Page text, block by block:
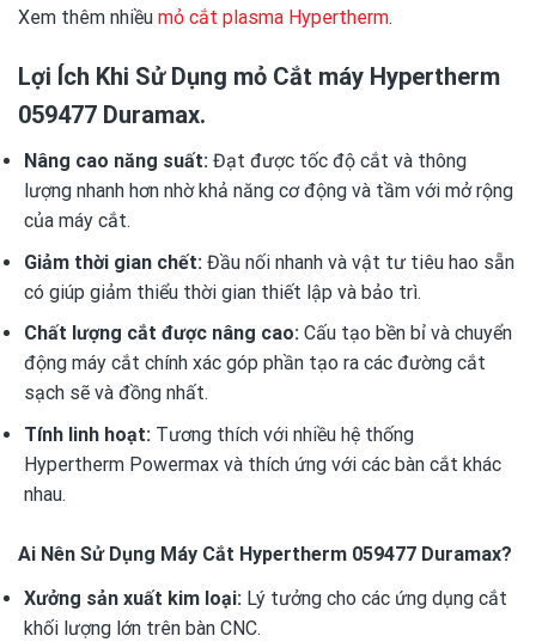
Xem thêm nhiều mỏ cắt plasma Hypertherm.
Lợi Ích Khi Sử Dụng mỏ Cắt máy Hypertherm
059477 Duramax.
Nâng cao năng suất:Đạt được tốc độ cắt và thông
lượng nhanh hơn nhờ khả năng cơ động và tầm với mở rộng
của máy cắt.
Giảm thời gian chết:Đầu nối nhanh và vật tư tiêu hao sẵn
có giúp giảm thiểu thời gian thiết lập và bảo trì.
Chất lượng cắt được nâng cao:Cấu tạo bền bỉ và chuyển
động máy cắt chính xác góp phần tạo ra các đường cắt
sạch sẽ và đồng nhất.
Tính linh hoạt:Tương thích với nhiều hệ thống
Hypertherm Powermax và thích ứng với các bàn cắt khác
nhau.
Ai Nên Sử Dụng Máy Cắt Hypertherm 059477 Duramax?
Xưởng sản xuất kim loại:Lý tưởng cho các ứng dụng cắt
khối lượng lớn trên bàn CNC.